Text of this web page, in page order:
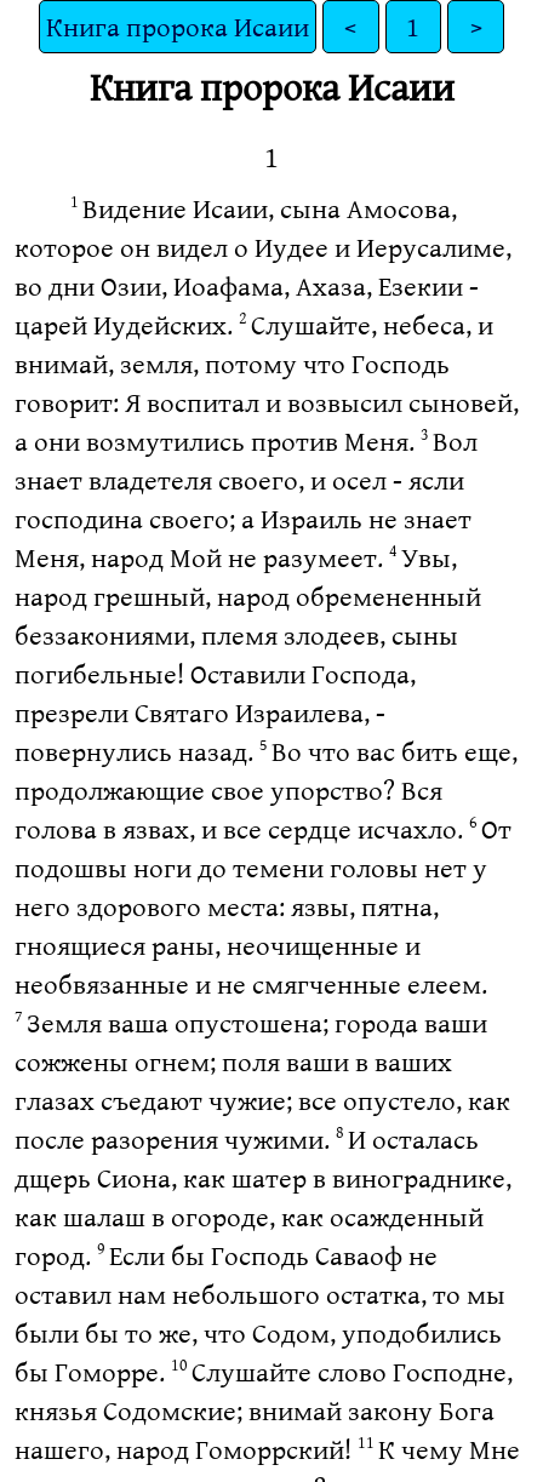
Книга пророка Исаии < 1 >
Книга пророка Исаии
1
1 Видение Исаии, сына Амосова,
которое он видел о Иудее и Иерусалиме,
во дни Озии, Иоафама, Ахаза, Езекии -
царей Иудейских. 2 Слушайте, небеса, и
внимай, земля, потому что Господь
говорит: Я воспитал и возвысил сыновей,
а они возмутились против Меня. 3 Вол
знает владетеля своего, и осел - ясли
господина своего; а Израиль не знает
Меня, народ Мой не разумеет. 4 Увы,
народ грешный, народ обремененный
беззакониями, племя злодеев, сыны
погибельные! Оставили Господа,
презрели Святаго Израилева, -
повернулись назад. 5 Во что вас бить еще,
продолжающие свое упорство? Вся
голова в язвах, и все сердце исчахло. 6 От
подошвы ноги до темени головы нет у
него здорового места: язвы, пятна,
гноящиеся раны, неочищенные и
необвязанные и не смягченные елеем.
7 Земля ваша опустошена; города ваши
сожжены огнем; поля ваши в ваших
глазах съедают чужие; все опустело, как
после разорения чужими. 8 И осталась
дщерь Сиона, как шатер в винограднике,
как шалаш в огороде, как осажденный
город. 9 Если бы Господь Саваоф не
оставил нам небольшого остатка, то мы
были бы то же, что Содом, уподобились
бы Гоморре. 10 Слушайте слово Господне,
князья Содомские; внимай закону Бога
нашего, народ Гоморрский! 11 К чему Мне